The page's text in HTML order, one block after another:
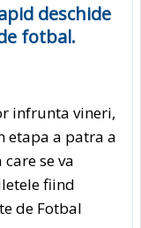
deschide
fotbal.
infrunta vineri,
etapa a patra a
se va
fiind
de Fotbal